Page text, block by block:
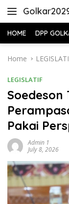
HOME DPP
Home
LEGISLATIF
Soedeson
Pakai
Admin 1
July 8, 2026